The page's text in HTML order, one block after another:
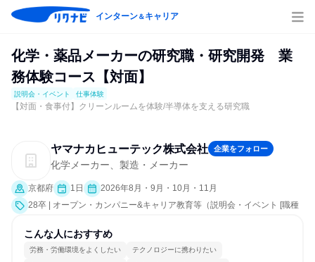
インターン＆キャリア
化学・薬品メーカーの研究職・研究開発 業
務体験コース【対面】
説明会・イベント 仕事体験
【対面・食事付】クリーンルームを体験/半導体を支える研究職
ヤマナカヒューテック株式会社 企業をフォロー
化学メーカー、製造・メーカー
京都府 1日
2026年8月・9月・10月・11月
28卒 | オープン・カンパニー&キャリア教育等（説明会・イベント [職種
こんな人におすすめ
労務・労働環境をよくしたい テクノロジーに携わりたい